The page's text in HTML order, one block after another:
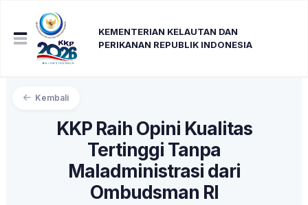
KEMENTERIAN KELAUTAN DAN
PERIKANAN REPUBLIK INDONESIA
Kembali
KKP Raih Opini Kualitas
Tertinggi Tanpa
Maladministrasi dari
Ombudsman RI